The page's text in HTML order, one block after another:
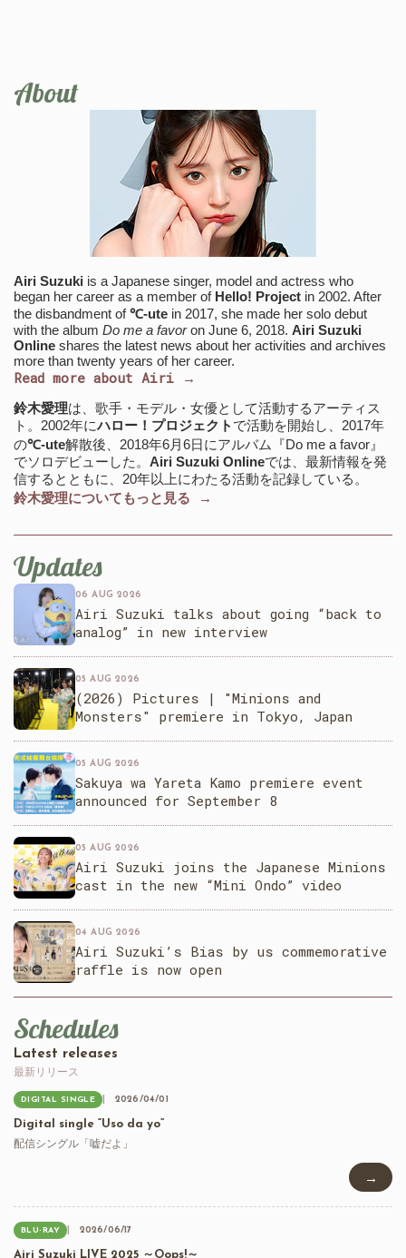
About
Airi Suzuki is a Japanese singer, model and actress who
began her career as a member of Hello! Project in 2002. After
the disbandment of℃-ute in 2017, she made her solo debut
with the album Do me a favoron June 6, 2018. Airi Suzuki
Online shares the latest news about her activities and archives
more than twenty years of her career.
Read more about Airi →
鈴木愛理は、歌手・モデル・女優として活動するアーティス
ト。2002年にハロー！プロジェクト で活動を開始し、2017年
の℃-ute解散後、2018年6月6日にアルバム『Do me a favor』
でソロデビューした。 Airi Suzuki Onlineでは、最新情報を発
信するとともに、20年以上にわたる活動を記録している。
鈴木愛理についてもっと見る →
Updates
06 AUG 2026
Airi Suzuki talks about going “back to
analog” in new interview
05 AUG 2026
(2026) Pictures | "Minions and
Monsters" premiere in Tokyo, Japan
05 AUG 2026
Sakuya wa Yareta Kamo premiere event
announced for September 8
05 AUG 2026
Airi Suzuki joins the Japanese Minions
cast in the new “Mini Ondo” video
04 AUG 2026
Airi Suzuki’s Bias by us commemorative
raffle is now open
Schedules
Latest releases
最新リリース
DIGITAL SINGLE 2026/04/01
Digital single “Uso da yo”
配信シングル「嘘だよ」
→
BLU-RAY 2026/06/17
Airi Suzuki LIVE 2025 ～Oops!～